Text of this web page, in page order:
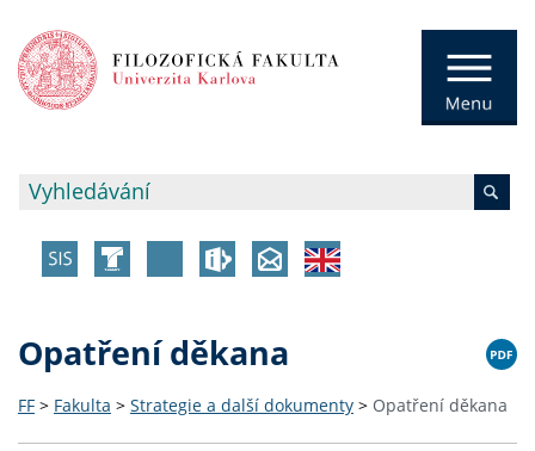
Opatření děkana
FF > Fakulta > Strategie a další dokumenty > Opatření děkana